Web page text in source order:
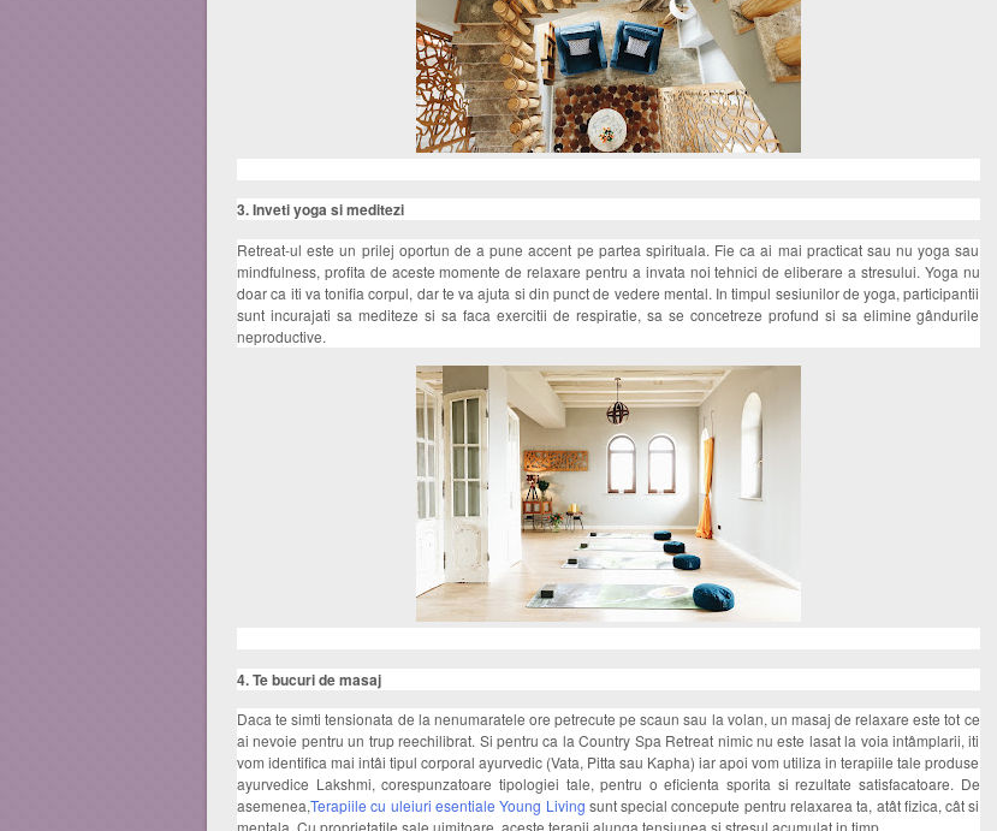
3. Inveti yoga si meditezi
Retreat-ul este un prilej oportun de a pune accent pe partea spirituala. Fie ca ai mai practicat sau nu yoga sau
mindfulness, profita de aceste momente de relaxare pentru a invata noi tehnici de eliberare a stresului. Yoga nu
doar ca iti va tonifia corpul, dar te va ajuta si din punct de vedere mental. In timpul sesiunilor de yoga, participantii
sunt incurajati sa mediteze si sa faca exercitii de respiratie, sa se concetreze profund si sa elimine gândurile
neproductive.
4. Te bucuri de masaj
Daca te simti tensionata de la nenumaratele ore petrecute pe scaun sau la volan, un masaj de relaxare este tot ce
ai nevoie pentru un trup reechilibrat. Si pentru ca la Country Spa Retreat nimic nu este lasat la voia intâmplarii, iti
vom identifica mai intâi tipul corporal ayurvedic (Vata, Pitta sau Kapha) iar apoi vom utiliza in terapiile tale produse
ayurvedice Lakshmi, corespunzatoare tipologiei tale, pentru o eficienta sporita si rezultate satisfacatoare. De
asemenea,Terapiile cu uleiuri esentiale Young Living sunt special concepute pentru relaxarea ta, atât fizica, cât si